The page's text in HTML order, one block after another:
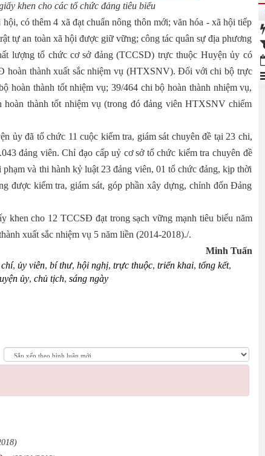
iấy khen cho các tổ chức đảng tiêu biểu
có thêm 4 xã đạt chuẩn nông thôn mới; văn hóa - xã hội tiếp
tự an toàn xã hội được giữ vững; công tác quân sự địa phương
lượng tổ chức cơ sở đảng (TCCSD) trực thuộc Huyện ủy có
hoàn thành xuất sắc nhiệm vụ (HTXSNV). Đối với chi bộ trực
hoàn thành tốt nhiệm vụ; 39/464 chi bộ hoàn thành nhiệm vụ,
thành tốt nhiệm vụ (trong đó đảng viên HTXSNV chiếm
ủy đã tổ chức 11 cuộc kiểm tra, giám sát chuyên đề tại 23 chi,
đảng viên. Chỉ đạo cấp uỷ cơ sở tổ chức kiểm tra chuyên đề
và thi hành kỷ luật 23 đảng viên, 01 tổ chức đảng, kịp thời
được kiểm tra, giám sát, góp phần xây dựng, chỉnh đốn Đảng
khen cho 12 TCCSĐ đạt trong sạch vững mạnh tiêu biểu năm
xuất sắc nhiệm vụ 5 năm liền (2014-2018)./.
Minh Tuấn
, ủy viên, bí thư, hội nghị, trực thuộc, triển khai, tổng kết,
ủy, chủ tịch, sáng ngày